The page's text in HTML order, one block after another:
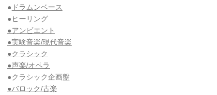
● ドラムンベース
●ヒーリング
●アンビエント
●実験音楽/現代音楽
●クラシック
●声楽/オペラ
●クラシック企画盤
●バロック/古楽